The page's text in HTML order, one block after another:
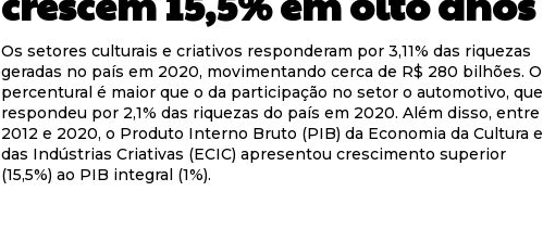
Os setores culturais e criativos responderam por 3,11% das riquezas
geradas no país em 2020, movimentando cerca de R$ 280 bilhões. O
percentural é maior que o da participação no setor o automotivo, que
respondeu por 2,1% das riquezas do país em 2020. Além disso, entre
2012 e 2020, o Produto Interno Bruto (PIB) da Economia da Cultura e
das Indústrias Criativas (ECIC) apresentou crescimento superior
(15,5%) ao PIB integral (1%).